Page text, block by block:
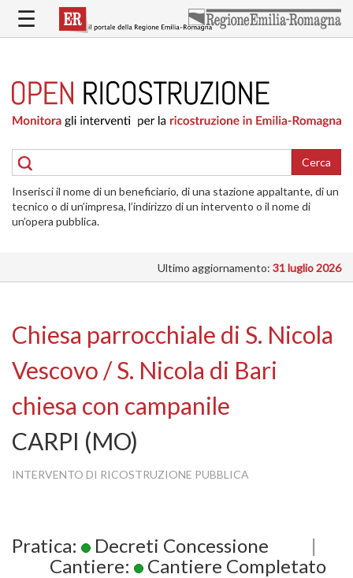
contenuto
RICOSTRUZIONE
PUBBLICA
DELLE
ABITAZIONI
RICOSTRUZIONE
ATTIVITÀ
INTERVENTI
SI
INTERVIENE
☰
Cerca
Inserisci il nome di un beneficiario, di una stazione appaltante, di un
tecnico o di un’impresa, l’indirizzo di un intervento o il nome di
un’opera pubblica.
Ultimo aggiornamento: 31 luglio 2026
Chiesa parrocchiale di S. Nicola
Vescovo / S. Nicola di Bari
chiesa con campanile
CARPI (MO)
INTERVENTO DI RICOSTRUZIONE PUBBLICA
Pratica: Decreti Concessione
|
Cantiere:
Cantiere Completato